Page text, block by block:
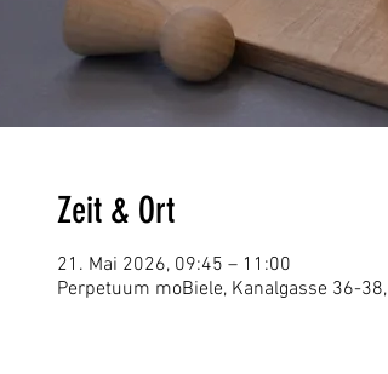
Zeit & Ort
21. Mai 2026, 09:45 – 11:00
Perpetuum moBiele, Kanalgasse 36-